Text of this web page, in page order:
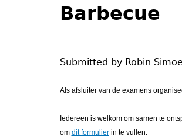
are
to
top
Barbecue
Submitted by Robin
Als afsluiter van de examens
Iedereen is welkom om samen te
om dit formulierin te vullen.